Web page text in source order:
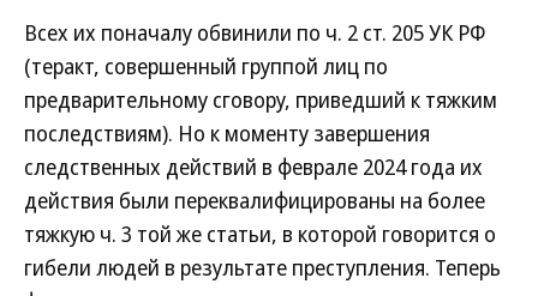
Всех их поначалу обвинили по ч. 2 ст. 205 УК РФ
(теракт, совершенный группой лиц по
предварительному сговору, приведший к тяжким
последствиям). Но к моменту завершения
следственных действий в феврале 2024 года их
действия были переквалифицированы на более
тяжкую ч. 3 той же статьи, в которой говорится о
гибели людей в результате преступления. Теперь